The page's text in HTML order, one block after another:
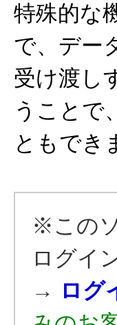
特殊的な
で、デー
受け渡し
うことで
ともでき
※この
ログイ
→ ログ